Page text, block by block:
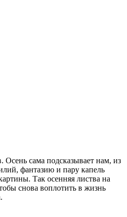
сама подсказывает нам, из
фантазию и пару капель
Так осенняя листва на
снова воплотить в жизнь